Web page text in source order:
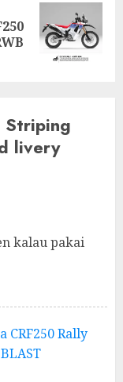
livery
kalau pakai
Rally